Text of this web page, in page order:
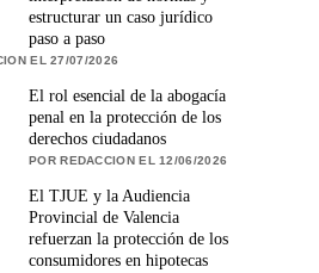
estructurar un caso jurídico
paso a paso
EL 27/07/2026
El rol esencial de la abogacía
penal en la protección de los
derechos ciudadanos
POR REDACCION EL 12/06/2026
El TJUE y la Audiencia
Provincial de Valencia
refuerzan la protección de los
consumidores en hipotecas